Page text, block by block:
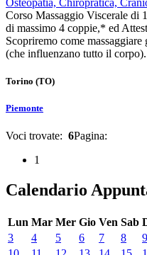
Corso Massaggio Viscerale di
di massimo 4 coppie,* ed
Scopriremo come
(che influenzano tutto il
Torino (TO)
Piemonte
Voci trovate: 6Pagina:
1
Calendario
Lun Mar Mer Gio Ven Sab
3
4 5 6 7 8
9